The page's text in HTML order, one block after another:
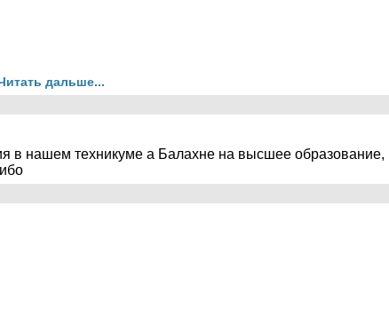
дальше...
в нашем техникуме а Балахне на высшее образование,